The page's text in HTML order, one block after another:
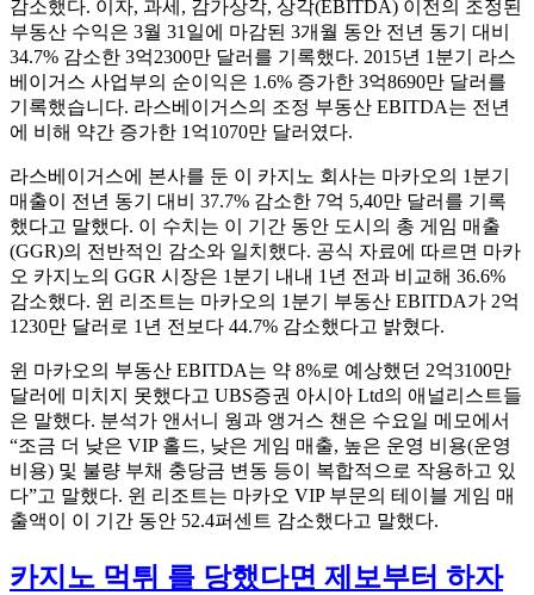
감소했다. 이자, 과세, 감가상각, 상각(EBITDA) 이전의 조정된
부동산 수익은 3월 31일에 마감된 3개월 동안 전년 동기 대비
34.7% 감소한 3억2300만 달러를 기록했다. 2015년 1분기 라스
베이거스 사업부의 순이익은 1.6% 증가한 3억8690만 달러를
기록했습니다. 라스베이거스의 조정 부동산 EBITDA는 전년
에 비해 약간 증가한 1억1070만 달러였다.
라스베이거스에 본사를 둔 이 카지노 회사는 마카오의 1분기
매출이 전년 동기 대비 37.7% 감소한 7억 5,40만 달러를 기록
했다고 말했다. 이 수치는 이 기간 동안 도시의 총 게임 매출
(GGR)의 전반적인 감소와 일치했다. 공식 자료에 따르면 마카
오 카지노의 GGR 시장은 1분기 내내 1년 전과 비교해 36.6%
감소했다. 윈 리조트는 마카오의 1분기 부동산 EBITDA가 2억
1230만 달러로 1년 전보다 44.7% 감소했다고 밝혔다.
윈 마카오의 부동산 EBITDA는 약 8%로 예상했던 2억3100만
달러에 미치지 못했다고 UBS증권 아시아 Ltd의 애널리스트들
은 말했다. 분석가 앤서니 웡과 앵거스 챈은 수요일 메모에서
“조금 더 낮은 VIP 홀드, 낮은 게임 매출, 높은 운영 비용(운영
비용) 및 불량 부채 충당금 변동 등이 복합적으로 작용하고 있
다”고 말했다. 윈 리조트는 마카오 VIP 부문의 테이블 게임 매
출액이 이 기간 동안 52.4퍼센트 감소했다고 말했다.
카지노 먹튀 를 당했다면 제보부터 하자